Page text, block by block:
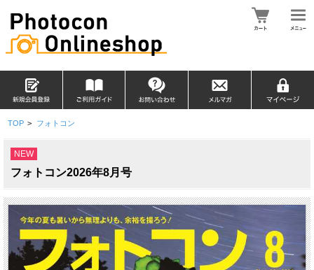
TOP > フォトコン
NEW
フォトコン2026年8月号